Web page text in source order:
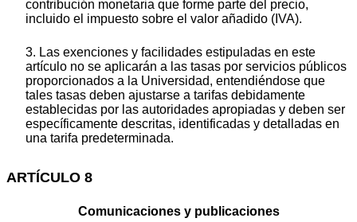
contribución monetaria que forme parte del precio,
incluido el impuesto sobre el valor añadido (IVA).
3. Las exenciones y facilidades estipuladas en este
artículo no se aplicarán a las tasas por servicios públicos
proporcionados a la Universidad, entendiéndose que
tales tasas deben ajustarse a tarifas debidamente
establecidas por las autoridades apropiadas y deben ser
específicamente descritas, identificadas y detalladas en
una tarifa predeterminada.
ARTÍCULO 8
Comunicaciones y publicaciones